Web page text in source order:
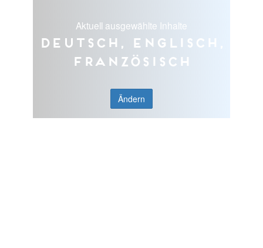
Aktuell ausgewählte Inhalte
Deutsch, Englisch,
Französisch
Ändern